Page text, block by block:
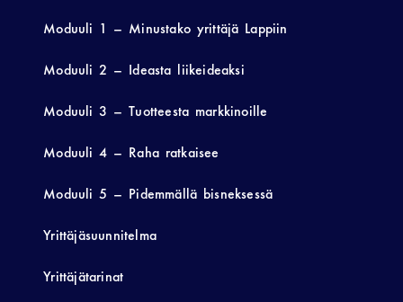
Moduuli 1 – Minustako yrittäjä Lappiin
Moduuli 2 – Ideasta liikeideaksi
Moduuli 3 – Tuotteesta markkinoille
Moduuli 4 – Raha ratkaisee
Moduuli 5 – Pidemmällä bisneksessä
Yrittäjäsuunnitelma
Yrittäjätarinat